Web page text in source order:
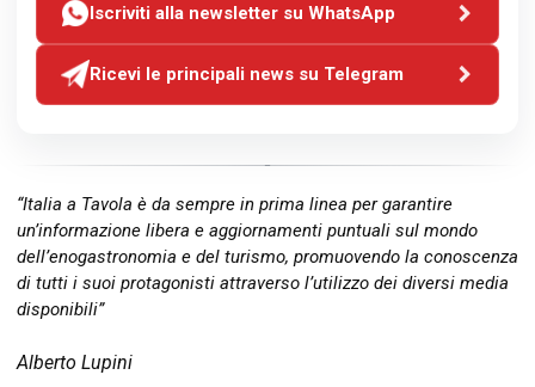
Iscriviti alla newsletter su WhatsApp
Ricevi le principali news su Telegram
“Italia a Tavola è da sempre in prima linea per garantire
un’informazione libera e aggiornamenti puntuali sul mondo
dell’enogastronomia e del turismo, promuovendo la conoscenza
di tutti i suoi protagonisti attraverso l’utilizzo dei diversi media
disponibili”
Alberto Lupini